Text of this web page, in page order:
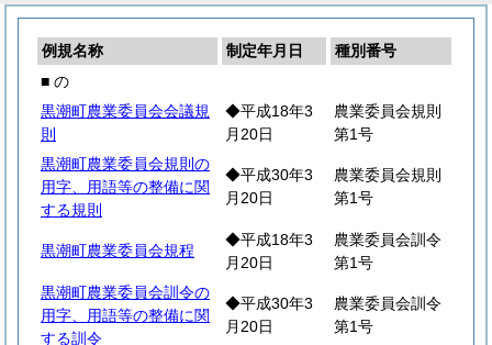
例規名称 制定年月日
種別番号
■ の
黒潮町農業委員会会議規
則
◆平成18年3
月20日
農業委員会規則
第1号
黒潮町農業委員会規則の
用字、用語等の整備に関
する規則
◆平成30年3
月20日
農業委員会規則
第1号
黒潮町農業委員会規程
◆平成18年3
月20日
農業委員会訓令
第1号
黒潮町農業委員会訓令の
用字、用語等の整備に関
する訓令
◆平成30年3
月20日
農業委員会訓令
第1号